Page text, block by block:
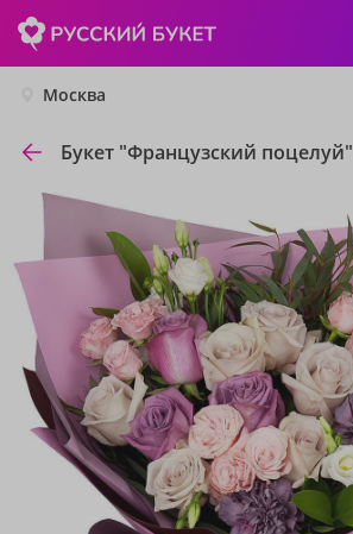
Москва
Букет "Французский поцелуй"